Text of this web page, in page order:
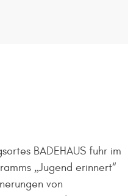
BADEHAUS fuhr im
„Jugend erinnert“
von